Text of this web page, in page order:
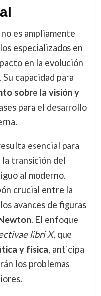
es ampliamente
especializados en
en la evolución
capacidad para
sobre la visión y
para el desarrollo
esencial para
la transición del
al moderno.
crucial entre la
avances de figuras
. El enfoque
libri X, que
y física, anticipa
los problemas